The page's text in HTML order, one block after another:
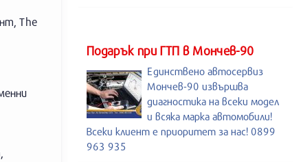
The
Подарък при ГТП в Мончев-90
Единствено автосервиз
Мончев-90 извършва
диагностика на всеки модел
и всяка марка автомобили!
Всеки клиент е приоритет за нас! 0899
963 935